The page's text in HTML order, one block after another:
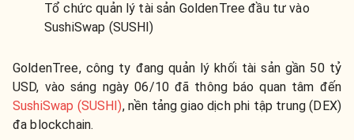
Tổ chức quản lý tài sản GoldenTree đầu tư vào
SushiSwap (SUSHI)
GoldenTree, công ty đang quản lý khối tài sản gần 50 tỷ
USD, vào sáng ngày 06/10 đã thông báo quan tâm đến
SushiSwap (SUSHI), nền tảng giao dịch phi tập trung (DEX)
đa blockchain.